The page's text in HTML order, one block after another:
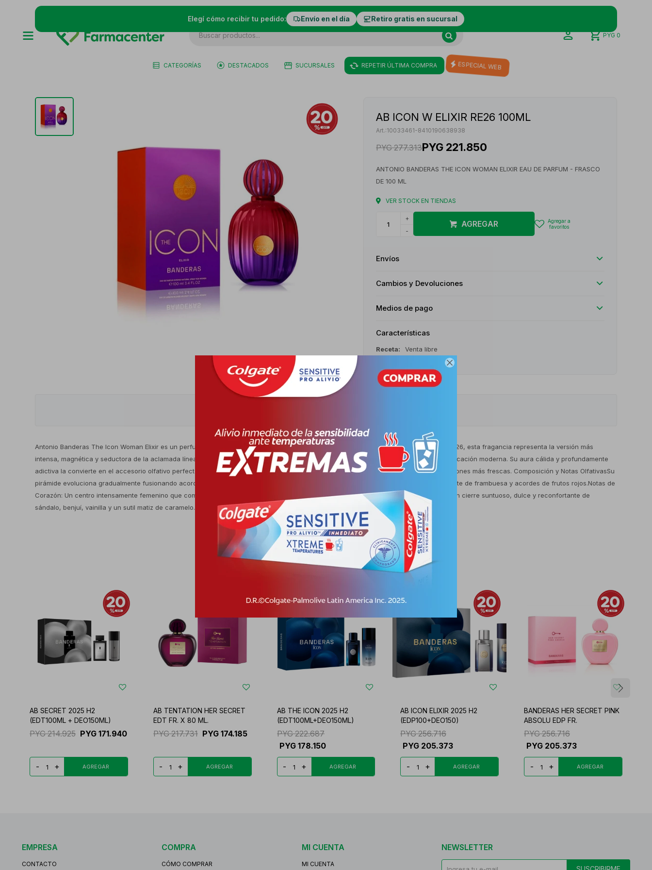

Elegí cómo recibir tu pedido: Envío en el día Retiro gratis en sucursal
CATEGORÍAS DESTACADOS SUCURSALES REPETIR ÚLTIMA COMPRA ESPECIAL WEB
PYG 0
AB ICON W ELIXIR RE26 100ML
10033461-8410190638938
PYG 277.313PYG 221.850
ANTONIO BANDERAS THE ICON WOMAN ELIXIR EAU DE PARFUM - FRASCO
DE 100 ML
VER STOCK EN TIENDAS
+
-
AGREGAR
Envíos
Cambios y Devoluciones
Medios de pago
Características
Receta Venta libre
Antonio Banderas The Icon Woman Elixir es un perfume femenino premium perteneciente a la familia olfativa ámbar floral. Lanzada en 2026, esta fragancia representa la versión más
intensa, magnética y seductora de la aclamada línea The Icon.Funciona como una declaración de autenticidad, empoderamiento y sofisticación moderna. Su aura cálida y profundamente
adictiva la convierte en el accesorio olfativo perfecto para destacar en la noche, eventos formales, citas románticas o durante las estaciones más frescas. Composición y Notas OlfativasSu
pirámide evoluciona gradualmente fusionando acordes florales, dulces y especiados:Notas de Salida: Una apertura jugosa, frutal y vibrante de frambuesa y acordes de frutos rojos.Notas de
Corazón: Un centro intensamente femenino que combina el frescor del jazmín con el toque picante de la pimienta rosa.Notas de Fondo: Un cierre suntuoso, dulce y reconfortante de
sándalo, benjuí, vainilla y un sutil matiz de caramelo.
Productos que te pueden interesar
AB SECRET 2025 H2
(EDT100ML + DEO150ML)
PYG 214.925 PYG 171.940
- +
AB TENTATION HER SECRET
EDT FR. X 80 ML.
PYG 217.731 PYG 174.185
- +
AB THE ICON 2025 H2
(EDT100ML+DEO150ML)
PYG 222.687
PYG 178.150
- +
AB ICON ELIXIR 2025 H2
(EDP100+DEO150)
PYG 256.716
PYG 205.373
- +
BANDERAS HER SECRET PINK
ABSOLU EDP FR.
PYG 256.716
PYG 205.373
- +
EMPRESA
CONTACTO
COMPRA
CÓMO COMPRAR
MI CUENTA
MI CUENTA
NEWSLETTER